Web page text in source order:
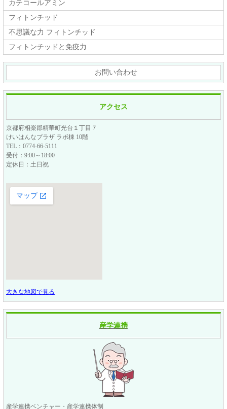
カテコールアミン
フィトンチッド
不思議な力 フィトンチッド
フィトンチッドと免疫力
お問い合わせ
アクセス
京都府相楽郡精華町光台１丁目７
けいはんなプラザ ラボ棟 10階
TEL：0774-66-5111
受付：9:00～18:00
定休日：土日祝
大きな地図で見る
産学連携
産学連携ベンチャー・産学連携体制